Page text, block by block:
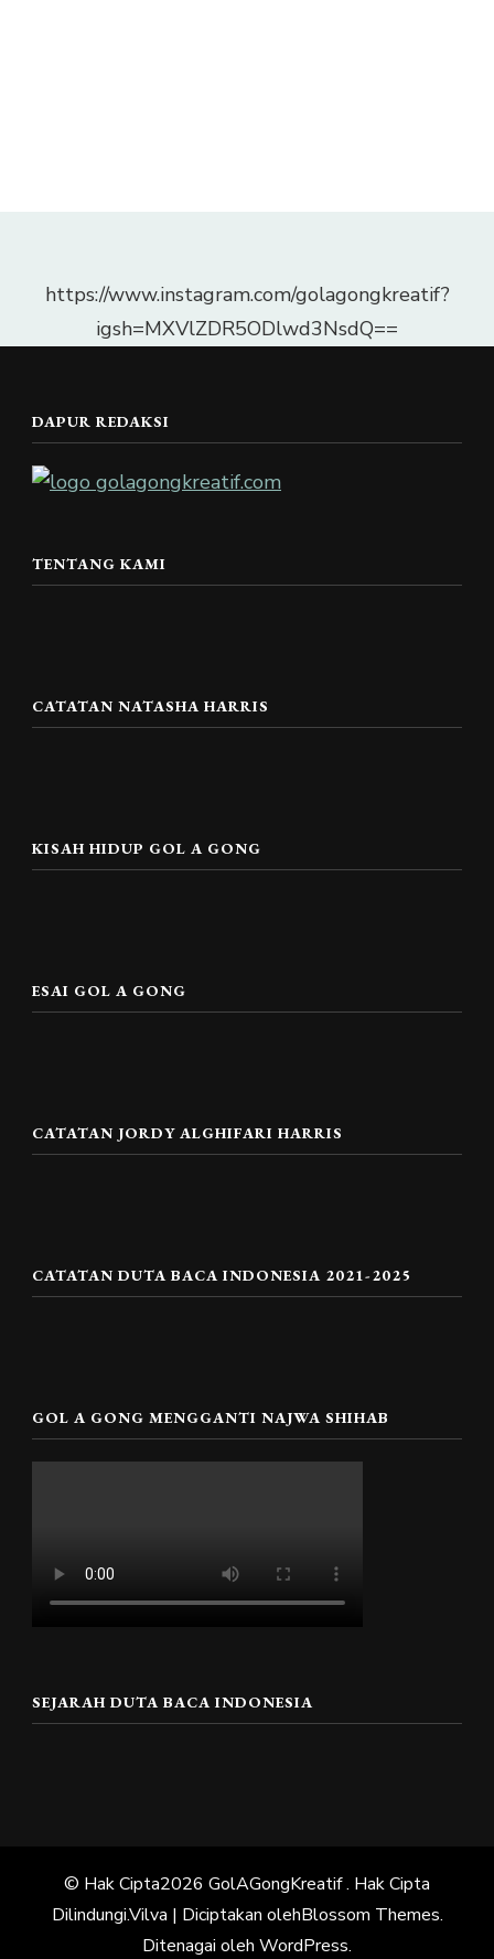
https://www.instagram.com/golagongkreatif?
igsh=MXVlZDR5ODlwd3NsdQ==
DAPUR REDAKSI
TENTANG KAMI
CATATAN NATASHA HARRIS
KISAH HIDUP GOL A GONG
ESAI GOL A GONG
CATATAN JORDY ALGHIFARI HARRIS
CATATAN DUTA BACA INDONESIA 2021-2025
GOL A GONG MENGGANTI NAJWA SHIHAB
SEJARAH DUTA BACA INDONESIA
© Hak Cipta2026 GolAGongKreatif. Hak Cipta
Dilindungi.Vilva | Diciptakan olehBlossom Themes.
Ditenagai oleh WordPress.